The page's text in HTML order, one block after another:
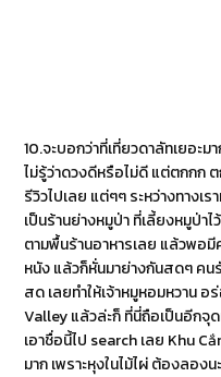
10.จะบอกว่าที่เที่ยวดาลัทเยอะ
ไม่รู้ว่าดวงดีหรือไม่ดี แต่ตกกก
รีวิวไปเลย แต่ๆๆ ระหว่างทางเ
เป็นร้านย่างหมูป่า ที่เลี้ยงหมูป่าไ
ตามพื้นร้านอาหารเลย แล้วพอมี
หนัง แล้วก็หั่นมาย่างกันสดๆ ค
สด เลยทำให้เจ้าหมูหอมหวาน
Valley แล้วล่ะก็ ที่นี่ถือเป็นอีกจุ
เอาชื่อนี้ไป search เลย Khu
มาก เพราะหุงในไม้ไผ่ ต้องลองนะ